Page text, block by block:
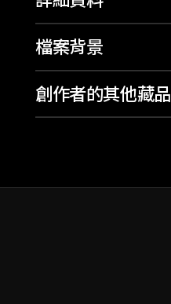
檔案背景
創作者的其他藏品